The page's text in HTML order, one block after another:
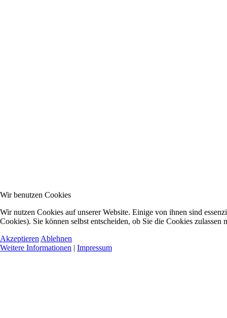
Wir benutzen Cookies
Wir nutzen Cookies auf unserer Website. Einige von ihnen sind
Cookies). Sie können selbst entscheiden, ob Sie die Cookies
Akzeptieren Ablehnen
Weitere Informationen | Impressum